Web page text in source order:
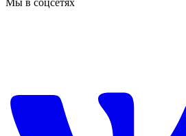
Мы в соцсетях